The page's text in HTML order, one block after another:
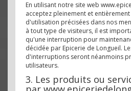
En utilisant notre site web
acceptez pleinement et
d'utilisation précisées dans nos
à tout type de visiteurs, il est
qu'une interruption pour
décidée par Epicerie de Longueil.
d'interruptions seront néanmoins
utilisateurs.
3. Les produits ou